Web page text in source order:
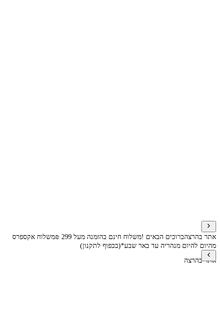
אתר בהרצהברוכים הבאים !משלוח חינם בהזמנה מעל 299 ₪
משלוח אקספרס
מהיום להיום מנהריה עד באר שבע*(בכפוף לתקנון)
אתר בהרצה